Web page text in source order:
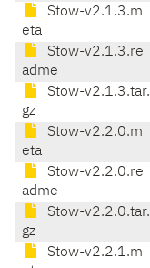
Stow-v2.1.3.m
eta
Stow-v2.1.3.re
adme
Stow-v2.1.3.tar.
gz
Stow-v2.2.0.m
eta
Stow-v2.2.0.re
adme
Stow-v2.2.0.tar.
gz
Stow-v2.2.1.m